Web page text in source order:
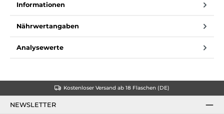
Informationen
Nährwertangaben
Analysewerte
Kostenloser Versand ab 18 Flaschen (DE)
NEWSLETTER